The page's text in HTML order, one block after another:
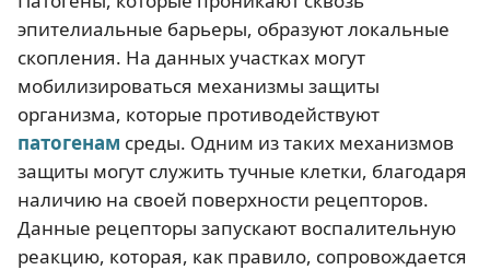
эпителиальные барьеры, образуют локальные
скопления. На данных участках могут
мобилизироваться механизмы защиты
организма, которые противодействуют
патогенам среды. Одним из таких механизмов
защиты могут служить тучные клетки, благодаря
наличию на своей поверхности рецепторов.
Данные рецепторы запускают воспалительную
реакцию, которая, как правило, сопровождается